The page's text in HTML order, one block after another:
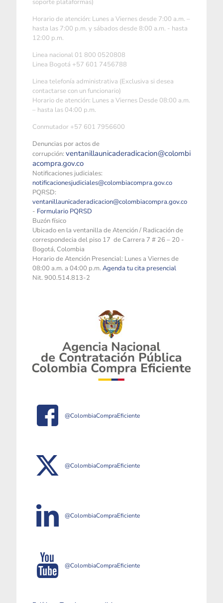
soporte plataformas)
Horario de atención: Lunes a Viernes desde 7:00 a.m. –
hasta las 7:00 p.m. y sábados desde 8:00 a.m. - hasta
12:00 p.m.
Linea nacional 01 800 0520808
Linea Bogotá +57 601 7456788
Linea telefonía administrativa (Exclusiva si desea
contactarse con un funcionario)
Horario de atención: Lunes a Viernes Desde 08:00 a.m.
– hasta las 04:00 p.m.
Conmutador +57 601 7956600
Denuncias por actos de
corrupción: ventanillaunicaderadicacion@colombi
acompra.gov.co
Notificaciones judiciales:
notificacionesjudiciales@colombiacompra.gov.co
PQRSD:
ventanillaunicaderadicacion@colombiacompra.gov.co
- Formulario PQRSD
Buzón físico
Ubicado en la ventanilla de Atención / Radicación de
correspondecia del piso 17 de Carrera 7 # 26 – 20 -
Bogotá, Colombia
Horario de Atención Presencial: Lunes a Viernes de
08:00 a.m. a 04:00 p.m. Agenda tu cita presencial
Nit. 900.514.813-2
@ColombiaCompraEficiente
@ColombiaCompraEficiente
@ColombiaCompraEficiente
@ColombiaCompraEficiente